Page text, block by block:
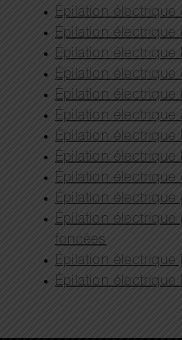
Épilation
Épilation électrique
Épilation électrique
Épilation électrique
Épilation électrique
Épilation électrique
Épilation
Épilation électrique
Épilation électrique
Épilation électrique
Épilation
foncées
Épilation électrique
Épilation électrique